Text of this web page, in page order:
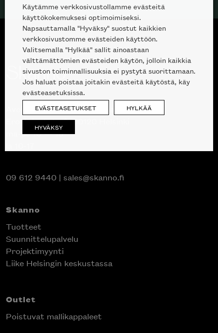
Avoinna kuluttajille ja ammattilaisille:
Erottajankatu 2, 00120 Helsinki
ma-pe 10 — 18
09 612 9440 | sales@skanno.fi
Skanno
Tuotteet
Suunnittelupalvelu
Projektimyynti
Liike Helsingin keskustassa
Outlet
Poistuvat mallikappaleet
Käytämme verkkosivustollamme evästeitä
käyttökokemuksesi optimoimiseksi.
Napsauttamalla "Hyväksy" suostut kaikkien
verkkosivustomme evästeiden käyttöön.
Valitsemalla "Hylkää" sallit ainoastaan
välttämättömien evästeiden käytön, jolloin kaikkia
sivuston toiminnallisuuksia ei pystytä suorittamaan.
Jos haluat poistaa joitakin evästeitä käytöstä, käy
evästeasetuksissa.
EVÄSTEASETUKSET HYLKÄÄ
HYVÄKSY